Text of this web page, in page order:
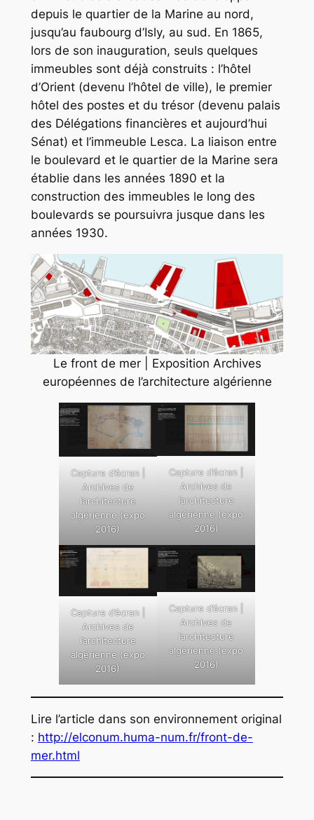
depuis le quartier de la Marine au nord,
jusqu’au faubourg d’Isly, au sud. En 1865,
lors de son inauguration, seuls quelques
immeubles sont déjà construits : l’hôtel
d’Orient (devenu l’hôtel de ville), le premier
hôtel des postes et du trésor (devenu palais
des Délégations financières et aujourd’hui
Sénat) et l’immeuble Lesca. La liaison entre
le boulevard et le quartier de la Marine sera
établie dans les années 1890 et la
construction des immeubles le long des
boulevards se poursuivra jusque dans les
années 1930.
Le front de mer | Exposition Archives
européennes de l’architecture algérienne
Capture d’écran |
Archives de
l’architecture
algérienne (expo
2016)
Capture d’écran |
Archives de
l’architecture
algérienne (expo
2016)
Capture d’écran |
Archives de
l’architecture
algérienne (expo
2016)
Capture d’écran |
Archives de
l’architecture
algérienne (expo
2016)
Lire l’article dans son environnement original
: http://elconum.huma-num.fr/front-de-
mer.html